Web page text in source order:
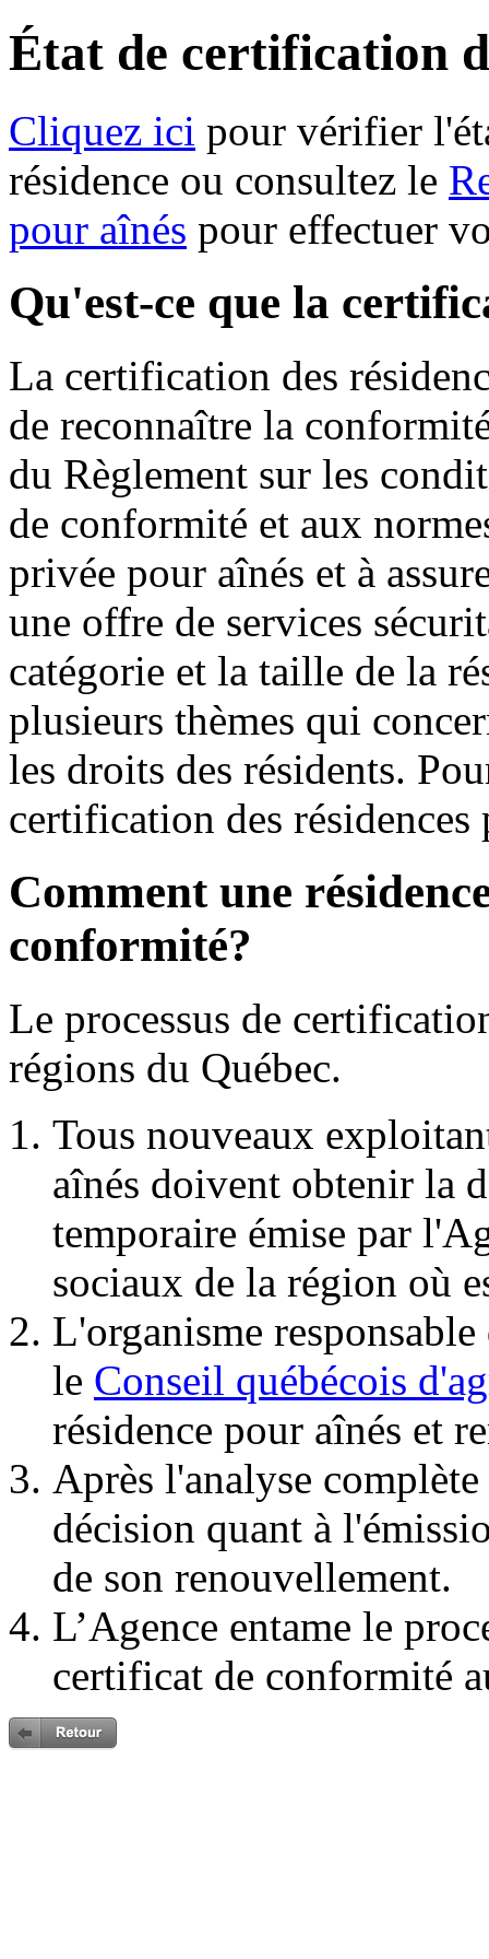
État de certification
Cliquez ici pour vérifier
résidence ou consultez le
pour aînés pour effectuer
Qu'est-ce que la
La certification des
de reconnaître la
du Règlement sur les
de conformité et aux
privée pour aînés et à
une offre de services
catégorie et la taille de la
plusieurs thèmes qui
les droits des résidents.
certification des
Comment une
conformité?
Le processus de
régions du Québec.
Tous nouveaux
aînés doivent obtenir la
temporaire émise par
sociaux de la région où
L'organisme
le Conseil québécois
résidence pour aînés et
Après l'analyse
décision quant à
de son renouvellement.
L’Agence entame le
certificat de conformité